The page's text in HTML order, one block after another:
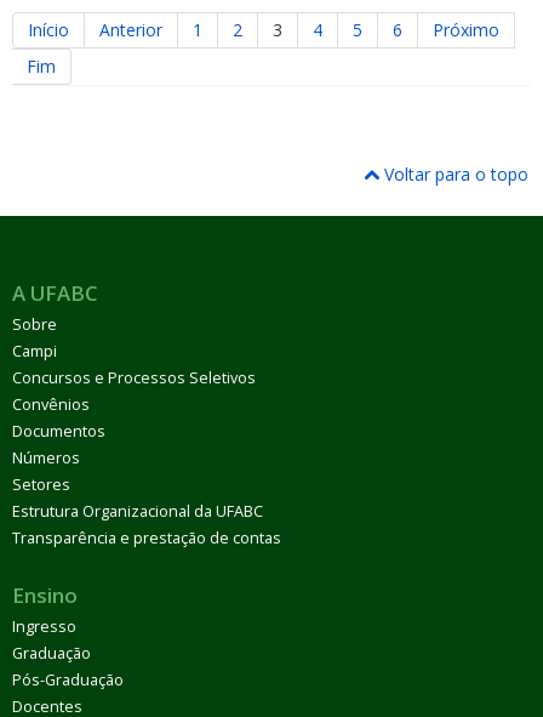
Início
Anterior 1 2 3 4 5 6
Próximo
Fim
Voltar para o topo
A UFABC
Sobre
Campi
Concursos e Processos Seletivos
Convênios
Documentos
Números
Setores
Estrutura Organizacional da UFABC
Transparência e prestação de contas
Ensino
Ingresso
Graduação
Pós-Graduação
Docentes